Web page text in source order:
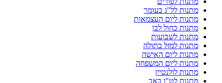
מתנות לל"ג בעומר
מתנות ליום העצמאות
מתנות כחול לבן
מתנות לשבועות
מתנות למזל בתולה
מתנות ליום האישה
מתנות ליום המשפחה
מתנות לולנטיין
מתנות לט"ו באב